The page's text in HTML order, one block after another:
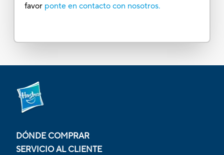
favor ponte en contacto con nosotros.
DÓNDE COMPRAR
SERVICIO AL CLIENTE